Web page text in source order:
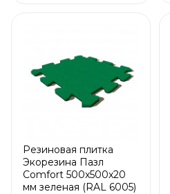
Резиновая плитка
Экорезина Пазл
Comfort 500x500x20
мм зеленая (RAL 6005)